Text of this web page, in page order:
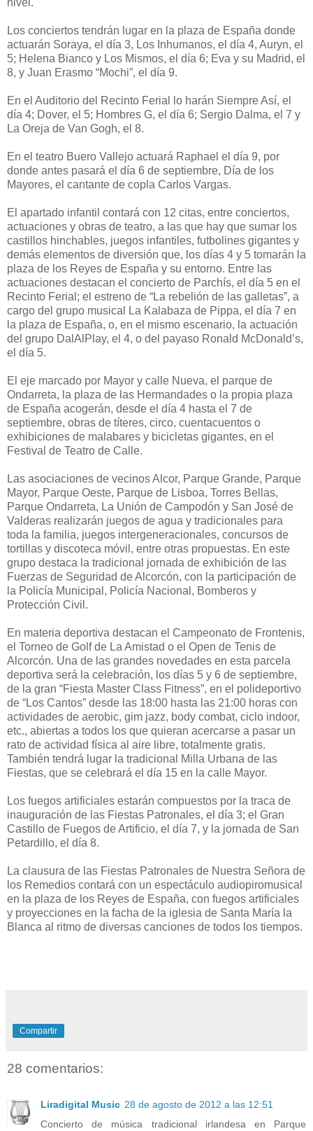
Los conciertos tendrán lugar en la plaza de España donde
actuarán Soraya, el día 3, Los Inhumanos, el día 4, Auryn, el
5; Helena Bianco y Los Mismos, el día 6; Eva y su Madrid, el
8, y Juan Erasmo “Mochi”, el día 9.
En el Auditorio del Recinto Ferial lo harán Siempre Así, el
día 4; Dover, el 5; Hombres G, el día 6; Sergio Dalma, el 7 y
La Oreja de Van Gogh, el 8.
En el teatro Buero Vallejo actuará Raphael el día 9, por
donde antes pasará el día 6 de septiembre, Día de los
Mayores, el cantante de copla Carlos Vargas.
El apartado infantil contará con 12 citas, entre conciertos,
actuaciones y obras de teatro, a las que hay que sumar los
castillos hinchables, juegos infantiles, futbolines gigantes y
demás elementos de diversión que, los días 4 y 5 tomarán la
plaza de los Reyes de España y su entorno. Entre las
actuaciones destacan el concierto de Parchís, el día 5 en el
Recinto Ferial; el estreno de “La rebelión de las galletas”, a
cargo del grupo musical La Kalabaza de Pippa, el día 7 en
la plaza de España, o, en el mismo escenario, la actuación
del grupo DalAlPlay, el 4, o del payaso Ronald McDonald’s,
el día 5.
El eje marcado por Mayor y calle Nueva, el parque de
Ondarreta, la plaza de las Hermandades o la propia plaza
de España acogerán, desde el día 4 hasta el 7 de
septiembre, obras de títeres, circo, cuentacuentos o
exhibiciones de malabares y bicicletas gigantes, en el
Festival de Teatro de Calle.
Las asociaciones de vecinos Alcor, Parque Grande, Parque
Mayor, Parque Oeste, Parque de Lisboa, Torres Bellas,
Parque Ondarreta, La Unión de Campodón y San José de
Valderas realizarán juegos de agua y tradicionales para
toda la familia, juegos intergeneracionales, concursos de
tortillas y discoteca móvil, entre otras propuestas. En este
grupo destaca la tradicional jornada de exhibición de las
Fuerzas de Seguridad de Alcorcón, con la participación de
la Policía Municipal, Policía Nacional, Bomberos y
Protección Civil.
En materia deportiva destacan el Campeonato de Frontenis,
el Torneo de Golf de La Amistad o el Open de Tenis de
Alcorcón. Una de las grandes novedades en esta parcela
deportiva será la celebración, los días 5 y 6 de septiembre,
de la gran “Fiesta Master Class Fitness”, en el polideportivo
de “Los Cantos” desde las 18:00 hasta las 21:00 horas con
actividades de aerobic, gim jazz, body combat, ciclo indoor,
etc., abiertas a todos los que quieran acercarse a pasar un
rato de actividad física al aire libre, totalmente gratis.
También tendrá lugar la tradicional Milla Urbana de las
Fiestas, que se celebrará el día 15 en la calle Mayor.
Los fuegos artificiales estarán compuestos por la traca de
inauguración de las Fiestas Patronales, el día 3; el Gran
Castillo de Fuegos de Artificio, el día 7, y la jornada de San
Petardillo, el día 8.
La clausura de las Fiestas Patronales de Nuestra Señora de
los Remedios contará con un espectáculo audiopiromusical
en la plaza de los Reyes de España, con fuegos artificiales
y proyecciones en la facha de la iglesia de Santa María la
Blanca al ritmo de diversas canciones de todos los tiempos.
Compartir
28 comentarios:
Liradigital Music 28 de agosto de 2012 a las 12:51
Concierto de música tradicional irlandesa en Parque